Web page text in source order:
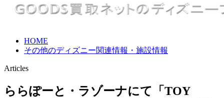
HOME
その他のディズニー関連情報・施設情報
Articles
ららぽーと・ラゾーナにて「TOY